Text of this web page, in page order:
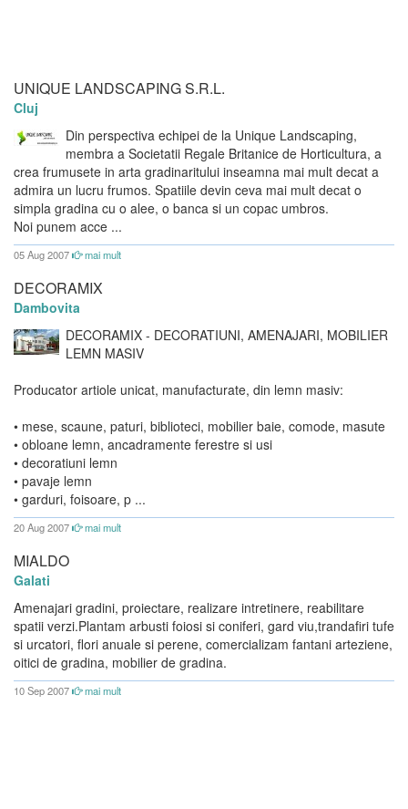
UNIQUE LANDSCAPING S.R.L.
Cluj
Din perspectiva echipei de la Unique Landscaping,
membra a Societatii Regale Britanice de Horticultura, a
crea frumusete in arta gradinaritului inseamna mai mult decat a
admira un lucru frumos. Spatiile devin ceva mai mult decat o
simpla gradina cu o alee, o banca si un copac umbros.
Noi punem acce ...
05 Aug 2007 mai mult
DECORAMIX
Dambovita
DECORAMIX - DECORATIUNI, AMENAJARI, MOBILIER
LEMN MASIV
Producator artiole unicat, manufacturate, din lemn masiv:
• mese, scaune, paturi, biblioteci, mobilier baie, comode, masute
• obloane lemn, ancadramente ferestre si usi
• decoratiuni lemn
• pavaje lemn
• garduri, foisoare, p ...
20 Aug 2007 mai mult
MIALDO
Galati
Amenajari gradini, proiectare, realizare intretinere, reabilitare
spatii verzi.Plantam arbusti foiosi si coniferi, gard viu,trandafiri tufe
si urcatori, flori anuale si perene, comercializam fantani arteziene,
oitici de gradina, mobilier de gradina.
10 Sep 2007 mai mult